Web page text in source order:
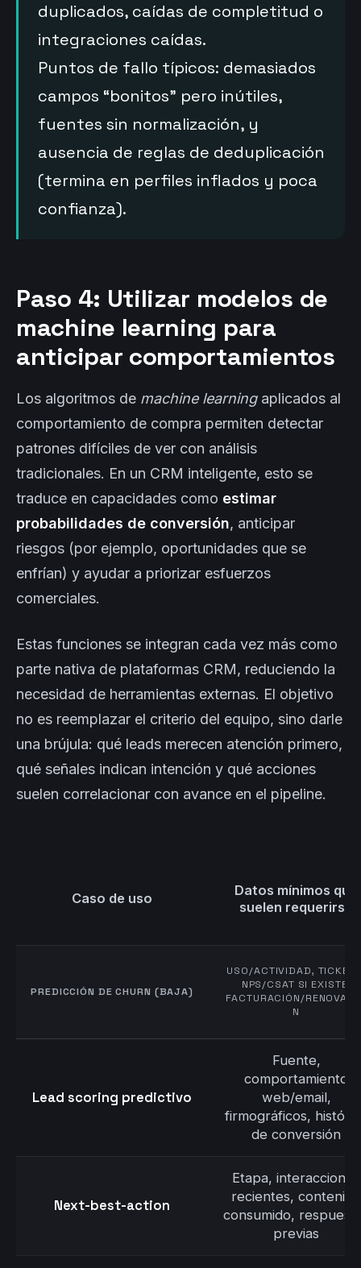
duplicados, caídas de completitud o
integraciones caídas.
Puntos de fallo típicos: demasiados
campos “bonitos” pero inútiles,
fuentes sin normalización, y
ausencia de reglas de deduplicación
(termina en perfiles inflados y poca
confianza).
Paso 4: Utilizar modelos de
machine learning para
anticipar comportamientos
Los algoritmos de machine learningaplicados al
comportamiento de compra permiten detectar
patrones difíciles de ver con análisis
tradicionales. En un CRM inteligente, esto se
traduce en capacidades como estimar
probabilidades de conversión, anticipar
riesgos (por ejemplo, oportunidades que se
enfrían) y ayudar a priorizar esfuerzos
comerciales.
Estas funciones se integran cada vez más como
parte nativa de plataformas CRM, reduciendo la
necesidad de herramientas externas. El objetivo
no es reemplazar el criterio del equipo, sino darle
una brújula: qué leads merecen atención primero,
qué señales indican intención y qué acciones
suelen correlacionar con avance en el pipeline.
Caso de uso
Datos mínimos que
suelen requerirse
PREDICCIÓN DE CHURN (BAJA)
USO/ACTIVIDAD,
NPS/CSAT SI EXISTE,
FACTURACIÓN/
N
Lead scoring predictivo
Fuente,
comportamiento
web/email,
firmográficos,
de conversión
Next-best-action
Etapa, interacciones
recientes, contenido
consumido,
previas